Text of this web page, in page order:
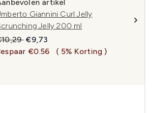
artikel
Giannini Curl Jelly
Jelly 200 ml
Retail Price:
Huidige prijs:
€9,73
€0.56
( 5% Korting )